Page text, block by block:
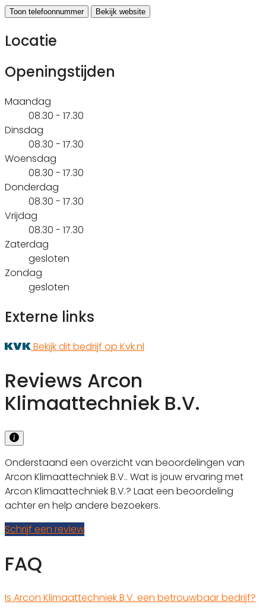
Toon telefoonnummer Bekijk website
Locatie
Openingstijden
Maandag
08.30 - 17.30
Dinsdag
08.30 - 17.30
Woensdag
08.30 - 17.30
Donderdag
08.30 - 17.30
Vrijdag
08.30 - 17.30
Zaterdag
gesloten
Zondag
gesloten
Externe links
Bekijk dit bedrijf op Kvk.nl
Reviews Arcon
Klimaattechniek B.V.
Onderstaand een overzicht van beoordelingen van
Arcon Klimaattechniek B.V.. Wat is jouw ervaring met
Arcon Klimaattechniek B.V.? Laat een beoordeling
achter en help andere bezoekers.
Schrijf een review
FAQ
Is Arcon Klimaattechniek B.V. een betrouwbaar bedrijf?